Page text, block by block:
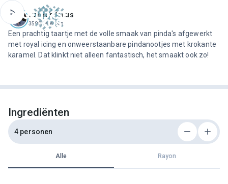
Jeroen Meus
3590 recepten
Een prachtig taartje met de volle smaak van pinda's afgewerkt
met royal icing en onweerstaanbare pindanootjes met krokante
karamel. Dat klinkt niet alleen fantastisch, het smaakt ook zo!
Ingrediënten
4 personen
Alle Rayon